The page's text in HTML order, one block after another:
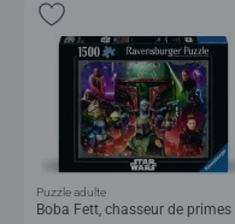
Boba Fett, chasseur de primes
Puzzle adulte